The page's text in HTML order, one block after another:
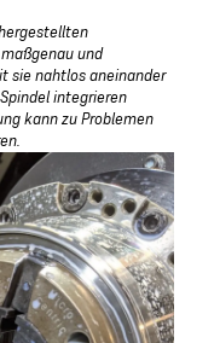
und
sie nahtlos aneinander
integrieren
kann zu Problemen